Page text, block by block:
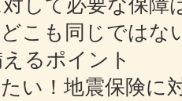
こも同じではな
るポイント
い！地震保険に